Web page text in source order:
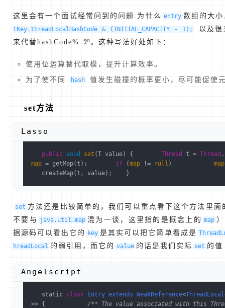
这里会有一个面试经常问到的问题:为什么 entry 数组的大
tKey.threadLocalHashCode & (INITIAL_CAPACITY - 1);
以及
来代替hashCode%
。这种写法好处如下：
使用位运算替代取模，提升计算效率。
为了使不同 hash 值发生碰撞的概率更小，尽可能促使
set方法
public void set (T value) { Thread t = Thread
map = getMap(t); if (map != null ) map
createMap(t, value);    }
Lasso
set 方法还是比较简单的，我们可以重点看下这个方法里
不要与 java.util.map 混为一谈，这里指的是概念上的 map
据源码可以看出它的
key 是其实可以把它简单看成是
hreadLocal 的弱引用，而它的 value 的话是我们实际 set 的值
static class Entry extends WeakReference<ThreadLocal
>> { /** The value associated with this
Angelscript